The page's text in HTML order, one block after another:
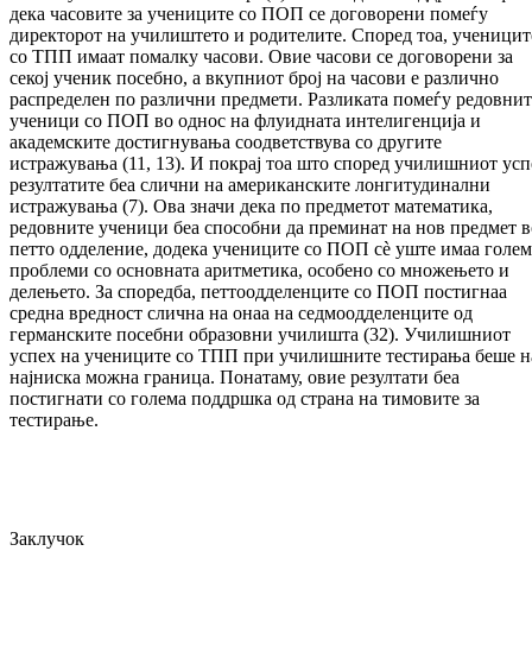
дека часовите за учениците со ПОП се договорени помеѓу
директорот на училиштето и родителите. Според тоа,
со ТПП имаат помалку часови. Овие часови се договорени за
секој ученик посебно, а вкупниот број на часови е различно
распределен по различни предмети. Разликата помеѓу
ученици со ПОП во однос на флуидната интелигенција и
академските достигнувања соодветствува со другите
истражувања (11, 13). И покрај тоа што според училишниот
резултатите беа слични на американските лонгитудинални
истражувања (7). Ова значи дека по предметот математика,
редовните ученици беа способни да преминат на нов предмет
петто одделение, додека учениците со ПОП сè уште имаа
проблеми со основната аритметика, особено со множењето и
делењето. За споредба, петтоодделенците со ПОП постигнаа
средна вредност слична на онаа на седмоодделенците од
германските посебни образовни училишта (32). Училишниот
успех на учениците со ТПП при училишните тестирања беше
најниска можна граница. Понатаму, овие резултати беа
постигнати со голема поддршка од страна на тимовите за
тестирање.
Заклучок